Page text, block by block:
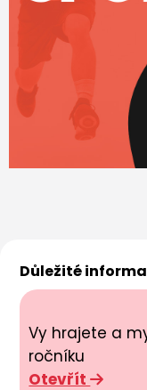
Důležité
Vy hrajete a
ročníku
Otevřít